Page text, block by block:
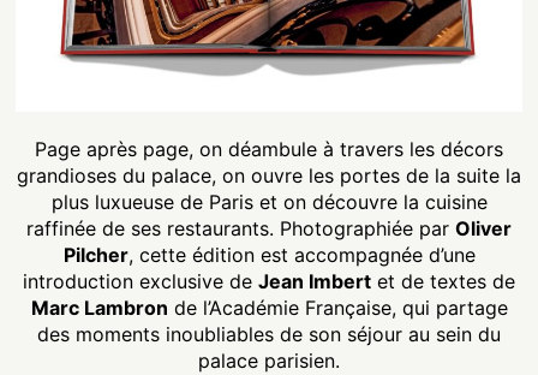
Page après page, on déambule à travers les décors
grandioses du palace, on ouvre les portes de la suite la
plus luxueuse de Paris et on découvre la cuisine
raffinée de ses restaurants. Photographiée par Oliver
Pilcher, cette édition est accompagnée d’une
introduction exclusive de Jean Imbert et de textes de
Marc Lambron de l’Académie Française, qui partage
des moments inoubliables de son séjour au sein du
palace parisien.